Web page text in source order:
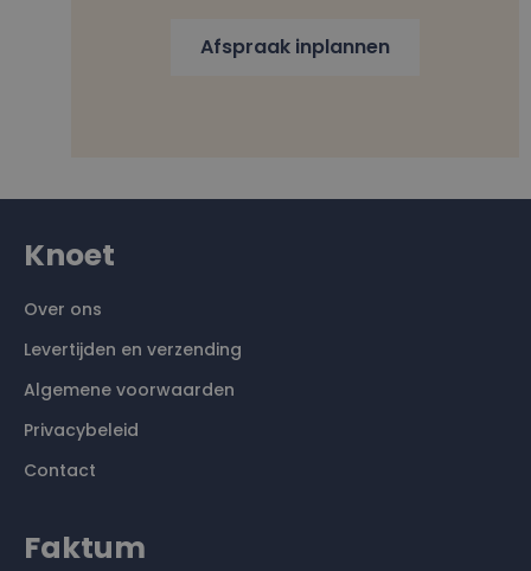
Afspraak inplannen
Knoet
Over ons
Levertijden en verzending
Algemene voorwaarden
Privacybeleid
Contact
Faktum